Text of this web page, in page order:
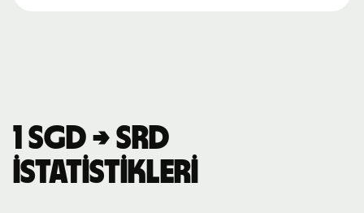
1 SGD → SRD
istatistikleri